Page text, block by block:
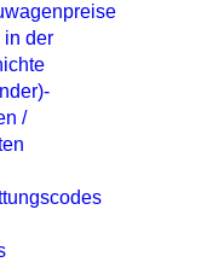
in der
/